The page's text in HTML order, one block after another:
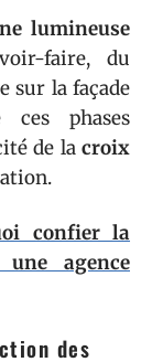
lumineuse
faire, du
sur la façade
ces phases
de la croix
confier la
agence
des